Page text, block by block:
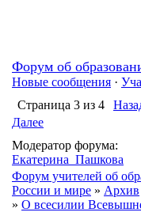
Форум об
Новые сообщения ·
Страница 3 из 4
Далее
Модератор форума:
Екатерина_Пашкова
Форум учителей об
России и мире » Архив
» О всесилии